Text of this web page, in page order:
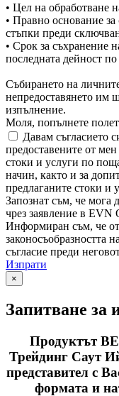
• Цел на обработване
• Правно основание
стъпки преди
• Срок за съхранение
последната дейност
Събирането на
непредоставянето им
изпълнение.
Моля, попълнете
Давам съгласието
предоставените от
стоки и услуги по
начин, както и за
предлаганите стоки и
Запознат съм, че мога
чрез заявление в
Информиран съм, че
законосъобразността
съгласие преди
Изпрати
×
Запитване за
Продуктът
Трейдинг Саут
представител с
формата и